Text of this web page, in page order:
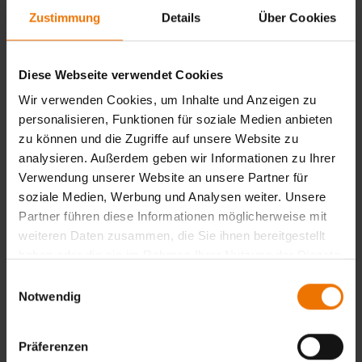
Zustimmung Details Über Cookies
Diese Webseite verwendet Cookies
Wir verwenden Cookies, um Inhalte und Anzeigen zu
personalisieren, Funktionen für soziale Medien anbieten
zu können und die Zugriffe auf unsere Website zu
analysieren. Außerdem geben wir Informationen zu Ihrer
Verwendung unserer Website an unsere Partner für
soziale Medien, Werbung und Analysen weiter. Unsere
Partner führen diese Informationen möglicherweise mit
weiteren Daten zusammen, die Sie ihnen bereitgestellt
Notwendig
Präferenzen
Richtlinie 826. In der SLV Hannover stehen Ihnen für
unabhängige EBA Prüfsachverständige zur
Verfügung.
Ausbildung und Qualifizierung:
Praktische Ausbildung
Theoretische Ausbildung
Inhouse- und Firmenschulungen
Seminare und Fortbildungen
Fachtagung „Oberbauschweißtechnik“
stattfindende
Fachtagung „Oberbauschweißtechnik“ . Sie